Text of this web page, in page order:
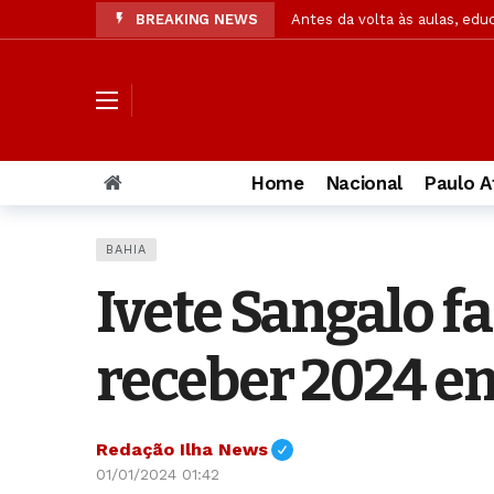
BREAKING NEWS Antes da volta às aulas,
Cães farejadores e
Confira resultado final da
Jaques Wagner ironiza
Pastor explica significado
Home Nacional Paulo
BAHIA
Ivete Sangalo
receber 2024
Redação Ilha News
01/01/2024 01:42